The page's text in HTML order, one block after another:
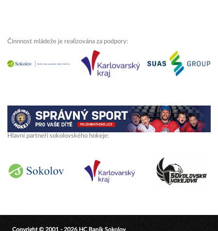
Činnnost mládeže je realizována za podpory:
Hlavní partneři sokolovského hokeje:
Copyright © 2001 - 2026 HC Baník Sokolov